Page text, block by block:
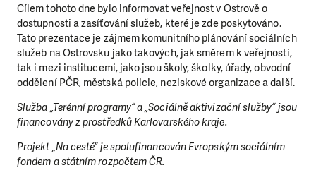
Cílem tohoto dne bylo informovat veřejnost v Ostrově o
dostupnosti a zasíťování služeb, které je zde poskytováno.
Tato prezentace je zájmem komunitního plánování sociálních
služeb na Ostrovsku jako takových, jak směrem k veřejnosti,
tak i mezi institucemi, jako jsou školy, školky, úřady, obvodní
oddělení PČR, městská policie, neziskové organizace a další.
Služba „Terénní programy“ a „Sociálně aktivizační služby“ jsou
financovány z prostředků Karlovarského kraje.
Projekt „Na cestě“ je spolufinancován Evropským sociálním
fondem a státním rozpočtem ČR.
LÍBÍ SE VÁM, CO DĚLÁME?
PODPOŘTE NÁS!
Abychom mohli pomáhat smysluplně, neobejdeme se
bez Vaší podpory. Ať už se nám rozhodnete pomoci
jedním darem nebo se stanete pravidelným dárcem
Klubu přátel, Vaše dary nám umožní pomoci vždy tam,